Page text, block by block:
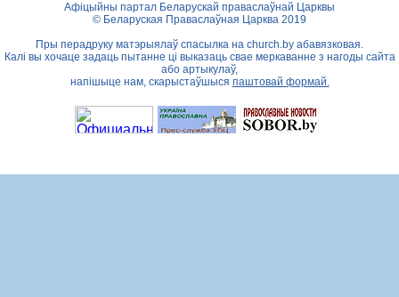
Афіцыйны партал Беларускай праваслаўнай Царквы
© Беларуская Праваслаўная Царква 2019
Пры перадруку матэрыялаў спасылка на church.by абавязковая.
Калі вы хочаце задаць пытанне ці выказаць свае меркаванне з нагоды сайта
або артыкулаў,
напішыце нам, скарыстаўшыся паштовай формай.